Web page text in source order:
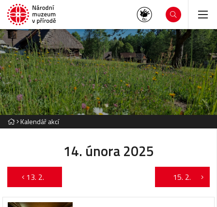
Kalendář akcí
14. února 2025
13. 2. 15. 2.